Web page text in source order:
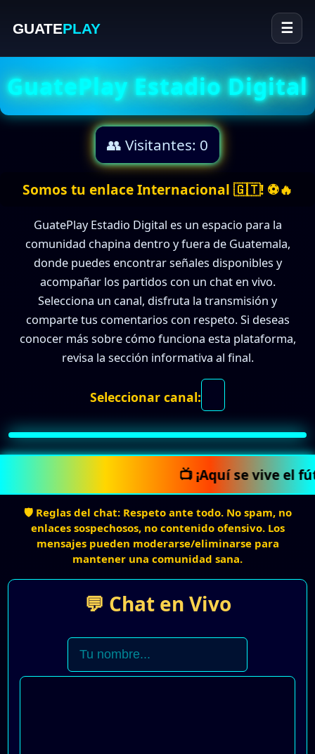
GUATEPLAY ☰
GuatePlay Estadio Digital
👥 Visitantes: 0
Somos tu enlace Internacional 🇬🇹! ⚽🔥
GuatePlay Estadio Digital es un espacio para la
comunidad chapina dentro y fuera de Guatemala,
donde puedes encontrar señales disponibles y
acompañar los partidos con un chat en vivo.
Selecciona un canal, disfruta la transmisión y
comparte tus comentarios con respeto. Si deseas
conocer más sobre cómo funciona esta plataforma,
revisa la sección informativa al final.
Seleccionar canal:
📺 ¡Aquí se vive el
🛡️ Reglas del chat: Respeto ante todo. No spam, no
enlaces sospechosos, no contenido ofensivo. Los
mensajes pueden moderarse/eliminarse para
mantener una comunidad sana.
💬 Chat en Vivo